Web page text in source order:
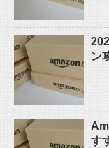
ン
す